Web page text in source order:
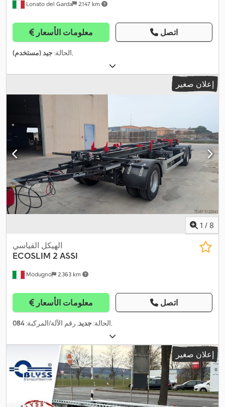
Lonato del Garda 2.147 km
معلومات الأسعار اتصل
الحالة:جيد (مستخدم) ,
إعلان صغير
1 / 8
Modugno 2.363 km
الهيكل القياسي
ECOSLIM 2 ASSI
معلومات الأسعار اتصل
الحالة:جديد, رقم الآلة/المركبة:084 ,
إعلان صغير